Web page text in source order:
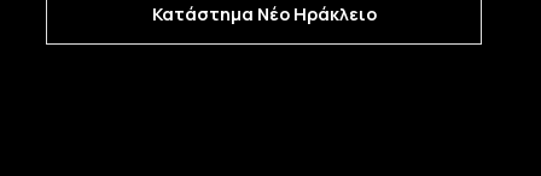
Κατάστημα Νέο Ηράκλειο